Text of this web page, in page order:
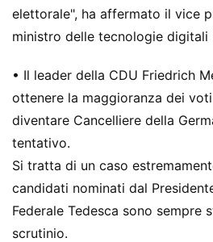
elettorale", ha affermato il vice
ministro delle tecnologie
• Il leader della CDU Friedrich
ottenere la maggioranza dei
diventare Cancelliere della
tentativo.
Si tratta di un caso
candidati nominati dal
Federale Tedesca sono sempre
scrutinio.